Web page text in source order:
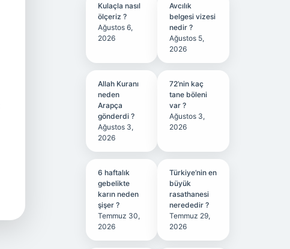
Kulaçla nasıl
ölçeriz ?
Ağustos 6,
2026
Avcılık
belgesi vizesi
nedir ?
Ağustos 5,
2026
Allah Kuranı
neden
Arapça
gönderdi ?
Ağustos 3,
2026
72’nin kaç
tane böleni
var ?
Ağustos 3,
2026
6 haftalık
gebelikte
karın neden
şişer ?
Temmuz 30,
2026
Türkiye’nin en
büyük
rasathanesi
nerededir ?
Temmuz 29,
2026